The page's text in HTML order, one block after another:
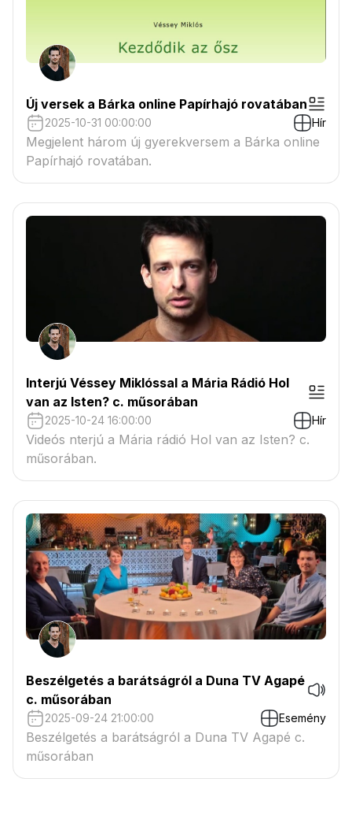
Új versek a Bárka online Papírhajó rovatában
2025-10-31 00:00:00 Hír
Megjelent három új gyerekversem a Bárka online
Papírhajó rovatában.
Interjú Véssey Miklóssal a Mária Rádió Hol
van az Isten? c. műsorában
2025-10-24 16:00:00 Hír
Videós nterjú a Mária rádió Hol van az Isten? c.
műsorában.
Beszélgetés a barátságról a Duna TV Agapé
c. műsorában
2025-09-24 21:00:00 Esemény
Beszélgetés a barátságról a Duna TV Agapé c.
műsorában